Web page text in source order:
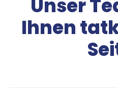
Unser
Ihnen